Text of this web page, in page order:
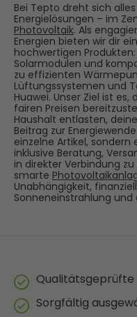
Bei Tepto dreht sich
Energielösungen – im
Photovoltaik. Als
Energien bieten wir dir
hochwertigen
Solarmodulen und
zu effizienten
Lüftungssystemen und
Huawei. Unser Ziel ist
fairen Preisen
Haushalt entlasten,
Beitrag zur
einzelne Artikel,
inklusive Beratung,
in direkter Verbindung
smarte
Unabhängigkeit,
Sonneneinstrahlung
Sorgfältig